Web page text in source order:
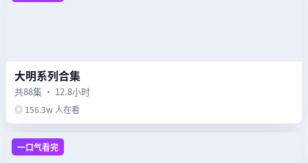
大明系列合集
共88集 · 12.8小时
◎ 156.3w 人在看
一口气看完